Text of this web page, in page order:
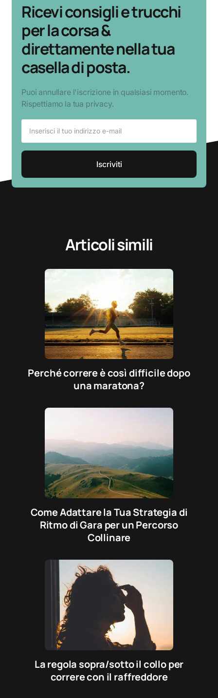
Ricevi consigli e trucchi
per la corsa &
direttamente nella tua
casella di posta.
Puoi annullare l'iscrizione in qualsiasi momento.
Rispettiamo la tua privacy.
Articoli simili
Perché correre è così difficile dopo
una maratona?
Come Adattare la Tua Strategia di
Ritmo di Gara per un Percorso
Collinare
La regola sopra/sotto il collo per
correre con il raffreddore